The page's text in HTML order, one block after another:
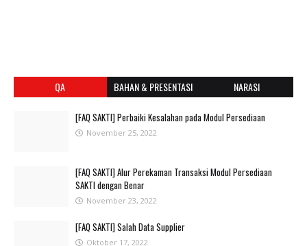
QA BAHAN & PRESENTASI NARASI
[FAQ SAKTI] Perbaiki Kesalahan pada Modul Persediaan
November 25, 2022
[FAQ SAKTI] Alur Perekaman Transaksi Modul Persediaan
SAKTI dengan Benar
November 23, 2022
[FAQ SAKTI] Salah Data Supplier
Oktober 17, 2022